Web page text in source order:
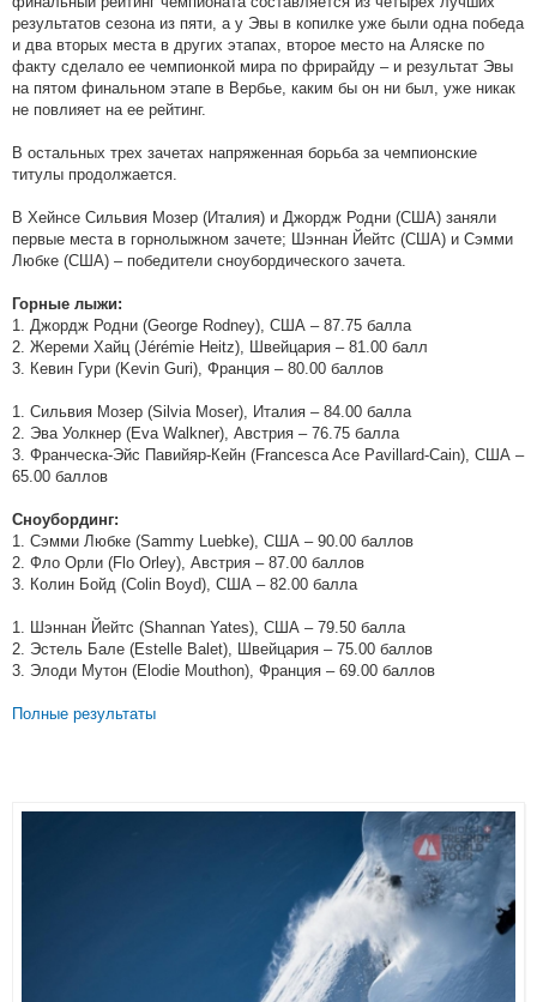
результатов сезона из пяти, а у Эвы в копилке уже были одна победа
и два вторых места в других этапах, второе место на Аляске по
факту сделало ее чемпионкой мира по фрирайду – и результат Эвы
на пятом финальном этапе в Вербье, каким бы он ни был, уже никак
не повлияет на ее рейтинг.
В остальных трех зачетах напряженная борьба за чемпионские
титулы продолжается.
В Хейнсе Сильвия Мозер (Италия) и Джордж Родни (США) заняли
первые места в горнолыжном зачете; Шэннан Йейтс (США) и Сэмми
Любке (США) – победители сноубордического зачета.
Горные лыжи:
1. Джордж Родни (George Rodney), США – 87.75 балла
2. Жереми Хайц (Jérémie Heitz), Швейцария – 81.00 балл
3. Кевин Гури (Kevin Guri), Франция – 80.00 баллов
1. Сильвия Мозер (Silvia Moser), Италия – 84.00 балла
2. Эва Уолкнер (Eva Walkner), Австрия – 76.75 балла
3. Франческа-Эйс Павийяр-Кейн (Francesca Ace Pavillard-Cain), США –
65.00 баллов
Сноубординг:
1. Сэмми Любке (Sammy Luebke), США – 90.00 баллов
2. Фло Орли (Flo Orley), Австрия – 87.00 баллов
3. Колин Бойд (Colin Boyd), США – 82.00 балла
1. Шэннан Йейтс (Shannan Yates), США – 79.50 балла
2. Эстель Бале (Estelle Balet), Швейцария – 75.00 баллов
3. Элоди Мутон (Elodie Mouthon), Франция – 69.00 баллов
Полные результаты